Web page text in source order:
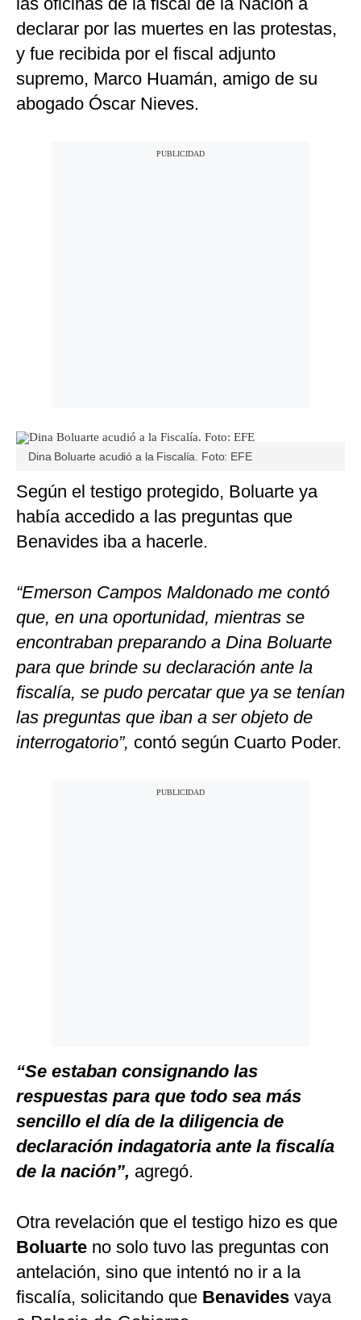
declarar por las muertes en las protestas,
y fue recibida por el fiscal adjunto
supremo, Marco Huamán, amigo de su
abogado Óscar Nieves.
Dina Boluarte acudió a la Fiscalía. Foto: EFE
Según el testigo protegido, Boluarte ya
había accedido a las preguntas que
Benavides iba a hacerle.
“Emerson Campos Maldonado me contó
que, en una oportunidad, mientras se
encontraban preparando a Dina Boluarte
para que brinde su declaración ante la
fiscalía, se pudo percatar que ya se tenían
las preguntas que iban a ser objeto de
interrogatorio”, contó según Cuarto Poder.
“Se estaban consignando las
respuestas para que todo sea más
sencillo el día de la diligencia de
declaración indagatoria ante la fiscalía
de la nación”, agregó.
Otra revelación que el testigo hizo es que
Boluarte no solo tuvo las preguntas con
antelación, sino que intentó no ir a la
fiscalía, solicitando que Benavides vaya